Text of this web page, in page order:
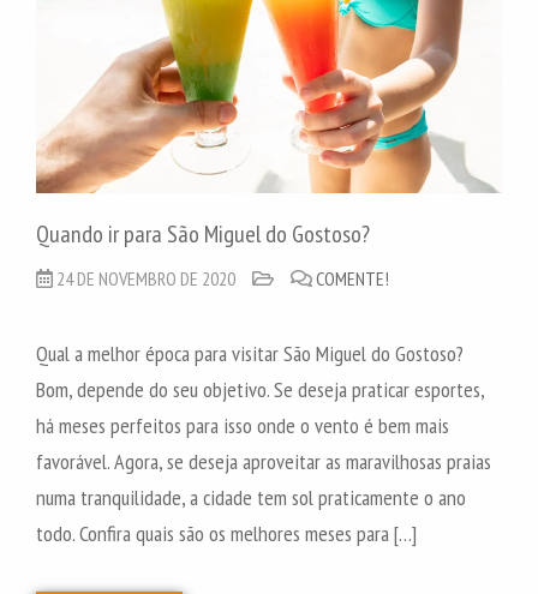
Quando ir para São Miguel do Gostoso?
24 DE NOVEMBRO DE 2020 COMENTE!
Qual a melhor época para visitar São Miguel do Gostoso?
Bom, depende do seu objetivo. Se deseja praticar esportes,
há meses perfeitos para isso onde o vento é bem mais
favorável. Agora, se deseja aproveitar as maravilhosas praias
numa tranquilidade, a cidade tem sol praticamente o ano
todo. Confira quais são os melhores meses para […]